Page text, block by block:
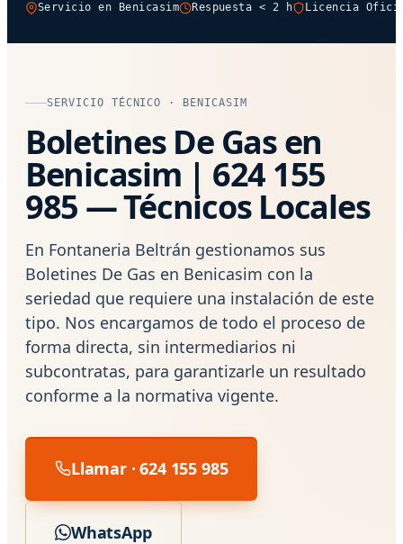
Servicio en Benicasim Respuesta < 2 h Licencia
SERVICIO TÉCNICO · BENICASIM
Boletines De Gas en
Benicasim | 624 155
985 — Técnicos Locales
En Fontaneria Beltrán gestionamos sus
Boletines De Gas en Benicasim con la
seriedad que requiere una instalación de este
tipo. Nos encargamos de todo el proceso de
forma directa, sin intermediarios ni
subcontratas, para garantizarle un resultado
conforme a la normativa vigente.
Llamar · 624 155 985
WhatsApp